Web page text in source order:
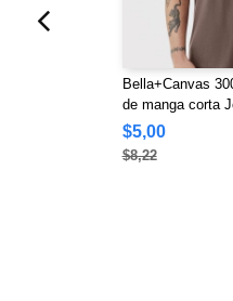
Bella+Canvas
de manga corta
$5,00
$8,22